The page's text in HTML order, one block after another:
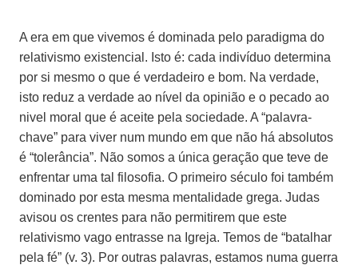
A era em que vivemos é dominada pelo paradigma do
relativismo existencial. Isto é: cada indivíduo determina
por si mesmo o que é verdadeiro e bom. Na verdade,
isto reduz a verdade ao nível da opinião e o pecado ao
nivel moral que é aceite pela sociedade. A “palavra-
chave” para viver num mundo em que não há absolutos
é “tolerância”. Não somos a única geração que teve de
enfrentar uma tal filosofia. O primeiro século foi também
dominado por esta mesma mentalidade grega. Judas
avisou os crentes para não permitirem que este
relativismo vago entrasse na Igreja. Temos de “batalhar
pela fé” (v. 3). Por outras palavras, estamos numa guerra